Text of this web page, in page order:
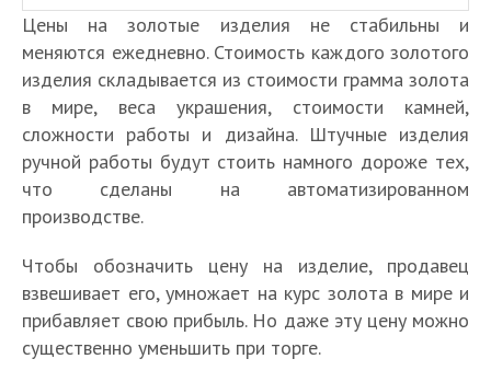
Цены на золотые изделия не стабильны и
меняются ежедневно. Стоимость каждого золотого
изделия складывается из стоимости грамма золота
в мире, веса украшения, стоимости камней,
сложности работы и дизайна. Штучные изделия
ручной работы будут стоить намного дороже тех,
что сделаны на автоматизированном
производстве.
Чтобы обозначить цену на изделие, продавец
взвешивает его, умножает на курс золота в мире и
прибавляет свою прибыль. Но даже эту цену можно
существенно уменьшить при торге.